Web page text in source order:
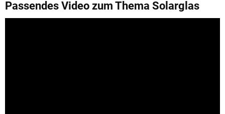
Passendes Video zum Thema Solarglas